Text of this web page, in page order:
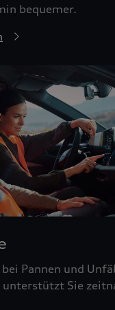
bequemer.
Pannen und
unterstützt Sie